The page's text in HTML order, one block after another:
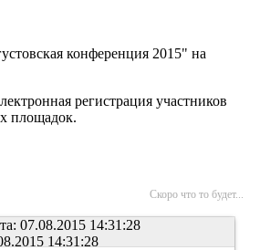
конференция 2015" на
регистрация участников
площадок.
Скоро что то будет...
07.08.2015 14:31:28
14:31:28